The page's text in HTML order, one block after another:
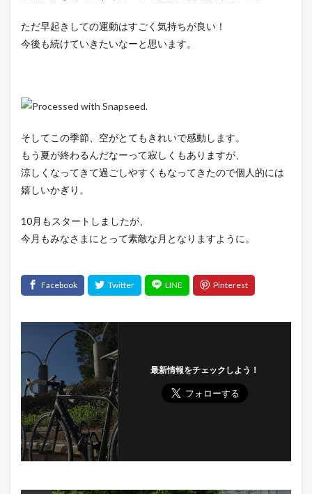
ただ早起きしての運動はすごく気持ちが良い！
今後も続けていきたいなーと思います。
そしてこの季節、空がとてもきれいで感動します。
もう夏が終わるんだなーって寂しくもありますが、
涼しくなってきて過ごしやすくもなってきたので個人的には
嬉しいかぎり。
10月もスタートしましたが、
今月もみなさまにとって素敵な月となりますように。
最新情報をチェックしよう！